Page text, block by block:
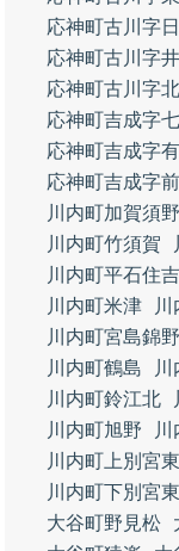
応神町古川字
応神町古川字
応神町古川字北
応神町吉成字
応神町吉成字
応神町吉成字
川内町加賀須野
川内町竹須賀
川内町平石住吉
川内町米津
川内町宮島錦野
川内町鶴島
川内町鈴江北
川内町旭野
川
川内町上別宮東
川内町下別宮東
大谷町野見松